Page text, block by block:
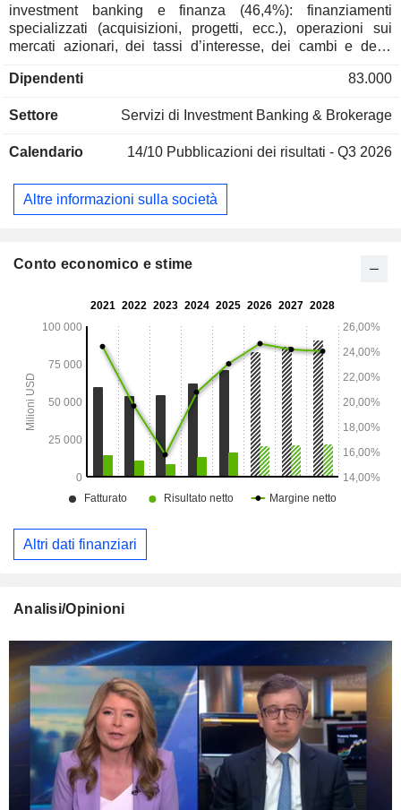
investment banking e finanza (46,4%): finanziamenti
specializzati (acquisizioni, progetti, ecc.), operazioni sui
mercati azionari, dei tassi d’interesse, dei cambi e delle
consulenza in materia di fusioni e acquisizioni, ecc.; -
fondi di investimento (9,1%): 1.895 miliardi di dollari di
distribuiti geograficamente come segue: Americhe (74,9%),
Dipendenti 83.000
Settore Servizi di Investment Banking & Brokerage
Calendario 14/10 Pubblicazioni dei risultati - Q3 2026
Altre informazioni sulla società
Conto economico e stime
Altri dati finanziari
Analisi/Opinioni